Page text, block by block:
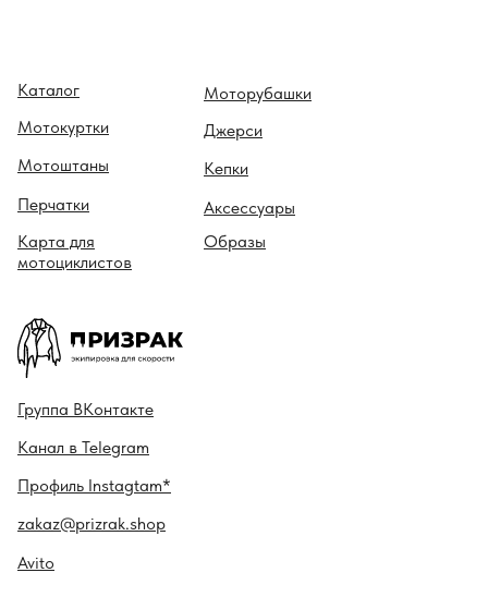
Каталог
Мотокуртки
Мотоштаны
Перчатки
Карта для
мотоциклистов
Моторубашки
Образы
Джерси
Кепки
Аксессуары
Канал в Telegram
Профиль Instagtam*
Гру ппа ВКонтакте
zakaz@prizrak.shop
Avito